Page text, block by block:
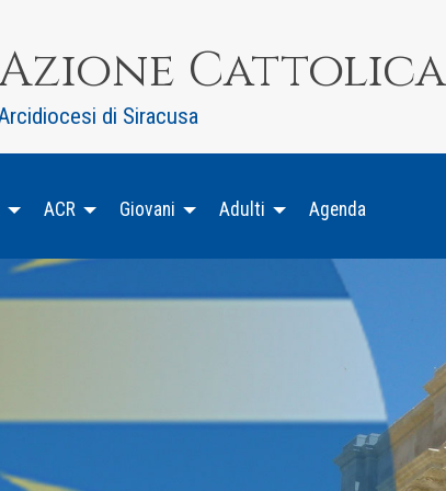
di Siracusa
ACR Giovani Adulti Agenda